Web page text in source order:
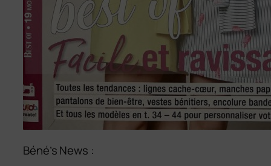
Béné’s News :